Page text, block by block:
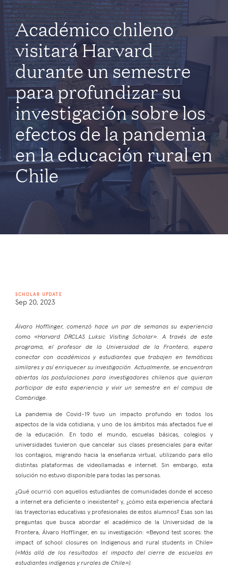
Académico chileno
visitará Harvard
durante un semestre
para profundizar su
investigación sobre los
efectos de la pandemia
en la educación rural en
Chile
SCHOLAR UPDATE
Sep 20, 2023
Álvaro Hofflinger, comenzó hace un par de semanas su experiencia
como «Harvard DRCLAS Luksic Visiting Scholar». A través de este
programa, el profesor de la Universidad de la Frontera, espera
conectar con académicos y estudiantes que trabajen en temáticas
similares y así enriquecer su investigación. Actualmente, se encuentran
abiertas las postulaciones para investigadores chilenos que quieran
participar de esta experiencia y vivir un semestre en el campus de
Cambridge.
La pandemia de Covid-19 tuvo un impacto profundo en todos los
aspectos de la vida cotidiana, y uno de los ámbitos más afectados fue el
de la educación. En todo el mundo, escuelas básicas, colegios y
universidades tuvieron que cancelar sus clases presenciales para evitar
los contagios, migrando hacia la enseñanza virtual, utilizando para ello
distintas plataformas de videollamadas e internet. Sin embargo, esta
solución no estuvo disponible para todas las personas.
¿Qué ocurrió con aquellos estudiantes de comunidades donde el acceso
a internet era deficiente o inexistente? y, ¿cómo esta experiencia afectará
las trayectorias educativas y profesionales de estos alumnos? Esas son las
preguntas que busca abordar el académico de la Universidad de la
Frontera, Álvaro Hofflinger, en su investigación: «Beyond test scores: the
impact of school closures on Indigenous and rural students in Chile»
(«Más allá de los resultados: el impacto del cierre de escuelas en
estudiantes indígenas y rurales de Chile»).